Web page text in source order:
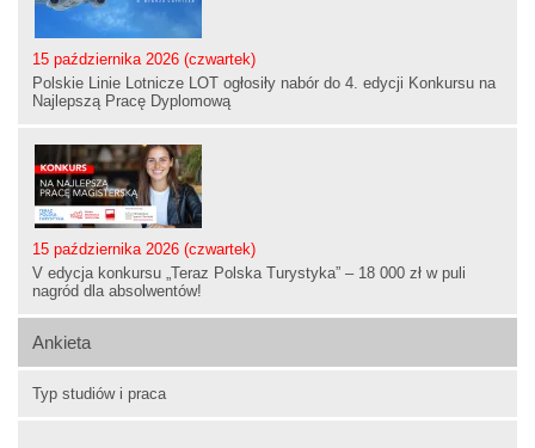
15 października 2026 (czwartek)
Polskie Linie Lotnicze LOT ogłosiły nabór do 4. edycji Konkursu na
Najlepszą Pracę Dyplomową
15 października 2026 (czwartek)
V edycja konkursu „Teraz Polska Turystyka” – 18 000 zł w puli
nagród dla absolwentów!
Ankieta
Typ studiów i praca